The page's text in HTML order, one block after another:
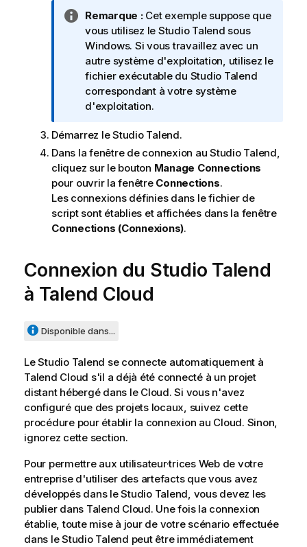
N
o
t
e
I
n
f
r
m
a
t
i
o
n
Remarque :Cet exemple suppose que
vous utilisez le Studio Talend sous
Windows. Si vous travaillez avec un
autre système d'exploitation, utilisez le
fichier exécutable du Studio Talend
correspondant à votre système
d'exploitation.
Démarrez leStudio Talend.
Dans la fenêtre de connexion au Studio Talend
cliquez sur le bouton Manage Connections
pour ouvrir la fenêtre Connections.
Les connexions définies dans le fichier de
script sont établies et affichées dans la fenêtre
Connections (Connexions).
Connexion du Studio Talend
à Talend Cloud
Disponible dans...
LeStudio Talend se connecte automatiquement à
Talend Cloud s'il a déjà été connecté à un projet
distant hébergé dans le Cloud. Si vous n'avez
configuré que des projets locaux, suivez cette
procédure pour établir la connexion au Cloud. Sinon,
ignorez cette section.
Pour permettre aux utilisateur·trices Web de votre
entreprise d'utiliser des artefacts que vous avez
développés dans leStudio Talend, vous devez les
publier dans Talend Cloud. Une fois la connexion
établie, toute mise à jour de votre scénario effectuée
dans leStudio Talend peut être immédiatement